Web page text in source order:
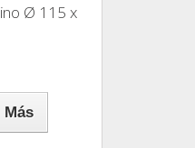
Ø 115 x
Más